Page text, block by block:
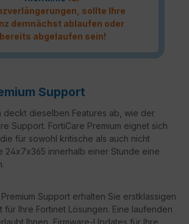
sollte Ihre
demnächst ablaufen oder
bereits abgelaufen sein!
Support
deckt dieselben Features ab, wie der
Support. FortiCare Premium eignet sich
für sowohl kritische als auch nicht
24x7x365 innerhalb einer Stunde eine
Support erhalten Sie erstklassigen
für Ihre Fortinet Lösungen. Eine laufenden
Ihnen, Firmware-Updates für Ihre